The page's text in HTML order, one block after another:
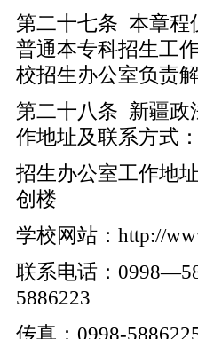
第二十七条 本章程
普通本专科招生工
校招生办公室负责解
第二十八条 新疆政
作地址及联系方式：
招生办公室工作地
创楼
学校网站：http://
联系电话：
5886223
传真：0998-